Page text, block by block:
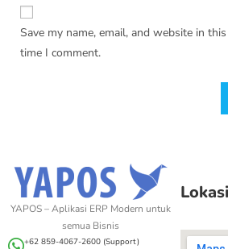
Save my name, email, and website in
time I comment.
YAPOS – Aplikasi ERP Modern untuk
semua Bisnis
+62 859-4067-2600 (Support)